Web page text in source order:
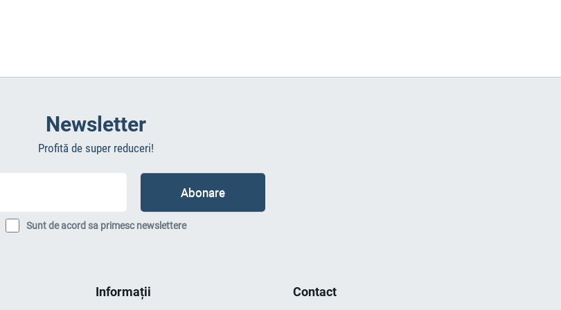
Newsletter
Profită de super reduceri!
Sunt de acord sa primesc newslettere
Informații Contact